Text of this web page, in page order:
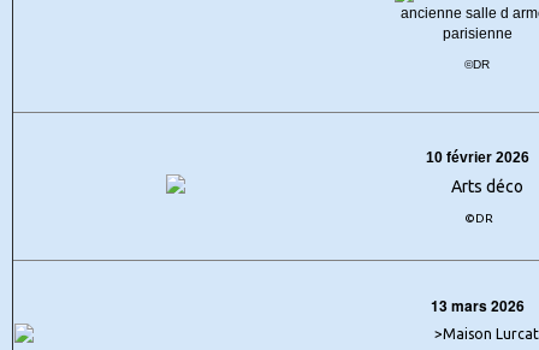
©DR
10 février 2026
©DR
13 mars 2026